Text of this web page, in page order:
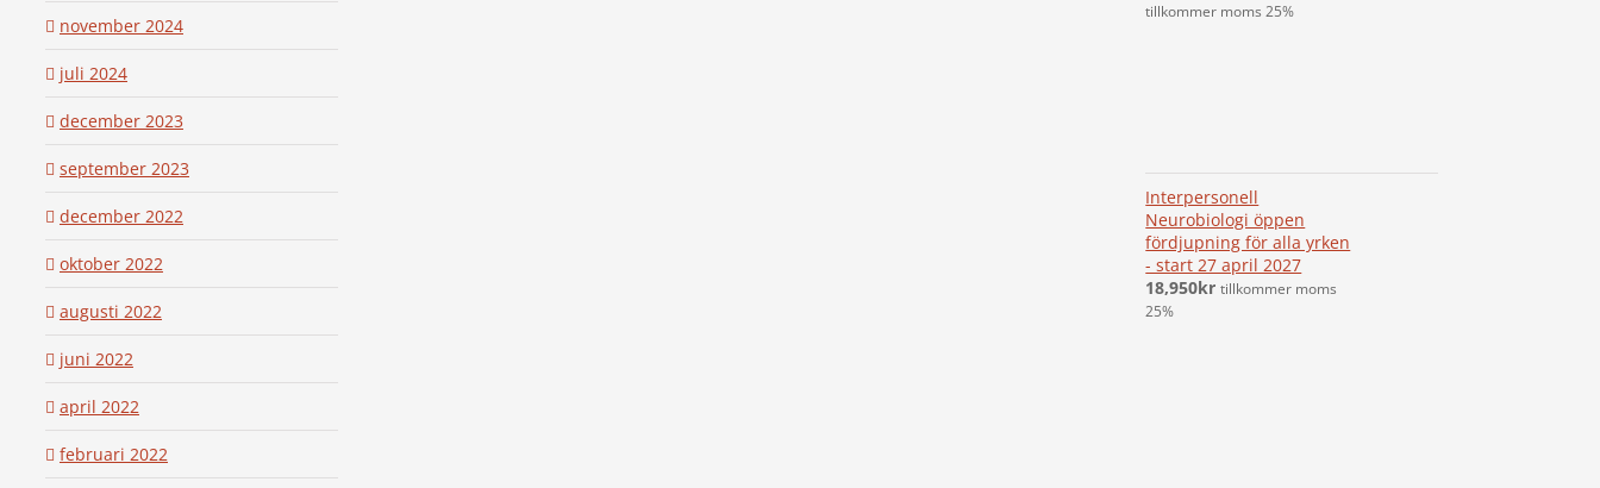
november 2024
juli 2024
december 2023
september 2023
december 2022
oktober 2022
augusti 2022
juni 2022
april 2022
februari 2022
tillkommer moms 25%
Interpersonell
Neurobiologi öppen
fördjupning för alla yrken
- start 27 april 2027
18,950kr tillkommer moms
25%